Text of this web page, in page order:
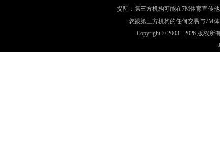
提醒：第三方机构可能在7M体育宣传
您跟第三方机构的任何交易与7M
Copyright © 2003 - 2026 版权所